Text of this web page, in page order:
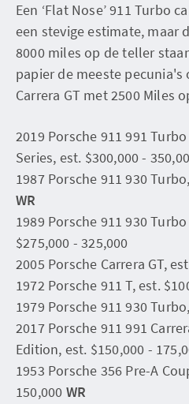
Een ‘Flat Nose’ 911 Turbo
een stevige estimate, maar
8000 miles op de teller
papier de meeste pecunia's
Carrera GT met 2500 Miles
2019 Porsche 911 991
Series, est. $300,000 -
1987 Porsche 911 930
WR
1989 Porsche 911 930
$275,000 - 325,000
2005 Porsche Carrera GT,
1972 Porsche 911 T, est.
1979 Porsche 911 930
2017 Porsche 911 991
Edition, est. $150,000 -
1953 Porsche 356 Pre-A
150,000 WR